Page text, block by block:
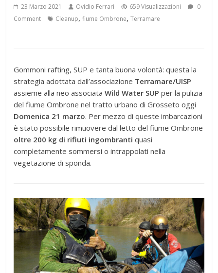
23 Marzo 2021 Ovidio Ferrari 659 Visualizzazioni
0
Comment
Cleanup,fiume Ombrone,Terramare
Gommoni rafting, SUP e tanta buona volontà: questa la
strategia adottata dall’associazione Terramare/UISP
assieme alla neo associataWild Water SUP per la pulizia
del fiume Ombrone nel tratto urbano di Grosseto oggi
Domenica 21 marzo. Per mezzo di queste imbarcazioni
è stato possibile rimuovere dal letto del fiume Ombrone
oltre 200 kg di rifiuti ingombranti quasi
completamente sommersi o intrappolati nella
vegetazione di sponda.